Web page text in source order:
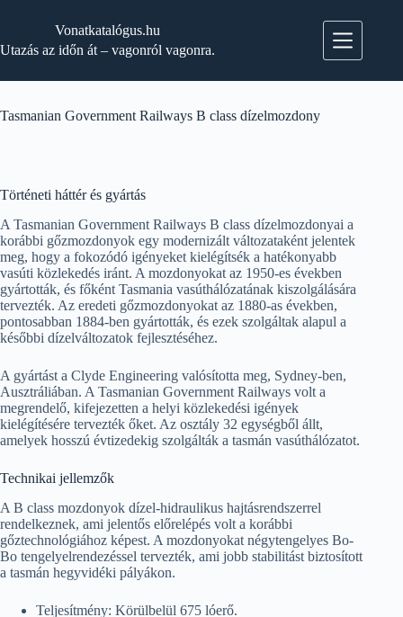
Vonatkatalógus.hu
Utazás az időn át – vagonról vagonra.
Tasmanian Government Railways B class dízelmozdony
Történeti háttér és gyártás
A Tasmanian Government Railways B class dízelmozdonyai a
korábbi gőzmozdonyok egy modernizált változataként jelentek
meg, hogy a fokozódó igényeket kielégítsék a hatékonyabb
vasúti közlekedés iránt. A mozdonyokat az 1950-es években
gyártották, és főként Tasmania vasúthálózatának kiszolgálására
tervezték. Az eredeti gőzmozdonyokat az 1880-as években,
pontosabban 1884-ben gyártották, és ezek szolgáltak alapul a
későbbi dízelváltozatok fejlesztéséhez.
A gyártást a Clyde Engineering valósította meg, Sydney-ben,
Ausztráliában. A Tasmanian Government Railways volt a
megrendelő, kifejezetten a helyi közlekedési igények
kielégítésére tervezték őket. Az osztály 32 egységből állt,
amelyek hosszú évtizedekig szolgálták a tasmán vasúthálózatot.
Technikai jellemzők
A B class mozdonyok dízel-hidraulikus hajtásrendszerrel
rendelkeznek, ami jelentős előrelépés volt a korábbi
gőztechnológiához képest. A mozdonyokat négytengelyes Bo-
Bo tengelyelrendezéssel tervezték, ami jobb stabilitást biztosított
a tasmán hegyvidéki pályákon.
Teljesítmény: Körülbelül 675 lóerő.